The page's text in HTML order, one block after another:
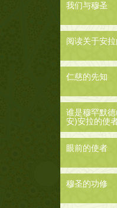
我们与穆圣
阅读关于安
仁慈的先知
谁是穆罕默
安)安拉的使
眼前的使者
穆圣的功修